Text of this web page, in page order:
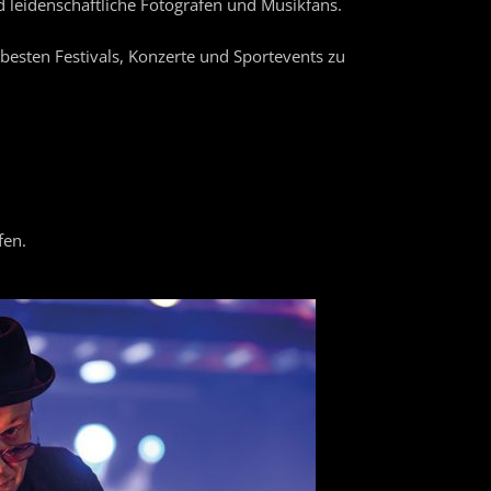
Fotografen und Musikfans.
Festivals, Konzerte und Sportevents zu